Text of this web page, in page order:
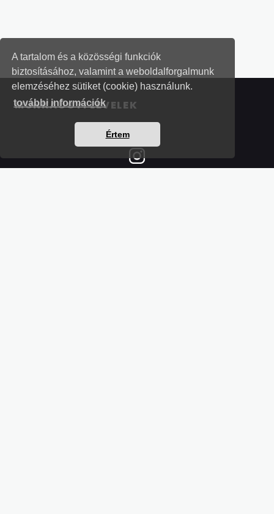
A tartalom és a közösségi funkciók
biztosításához, valamint a weboldalforgalmunk
elemzéséhez sütiket (cookie) használunk.
további információk
Értem
MUNKAÜGYI LEVELEK